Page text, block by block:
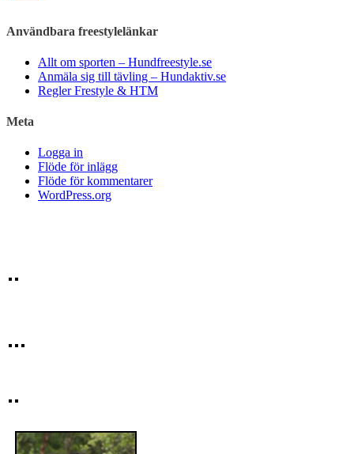
Användbara freestylelänkar
Allt om sporten – Hundfreestyle.se
Anmäla sig till tävling – Hundaktiv.se
Regler Frestyle & HTM
Meta
Logga in
Flöde för inlägg
Flöde för kommentarer
WordPress.org